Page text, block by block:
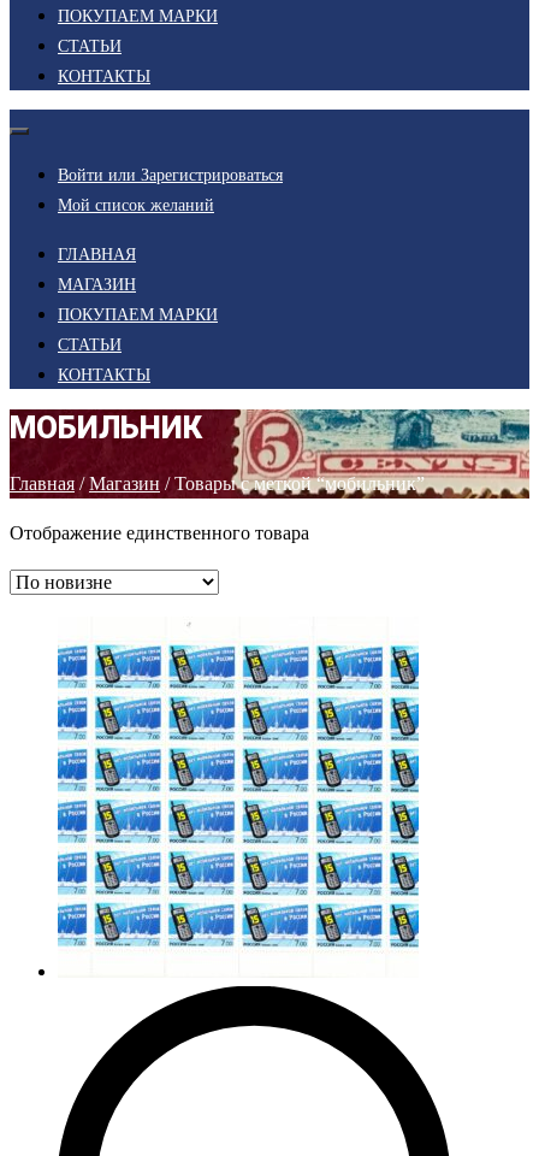
ПОКУПАЕМ МАРКИ
СТАТЬИ
КОНТАКТЫ
Войти или Зарегистрироваться
Мой список желаний
ГЛАВНАЯ
МАГАЗИН
ПОКУПАЕМ МАРКИ
СТАТЬИ
КОНТАКТЫ
МОБИЛЬНИК
Главная /Магазин / Товары с меткой “мобильник”
Отображение единственного товара